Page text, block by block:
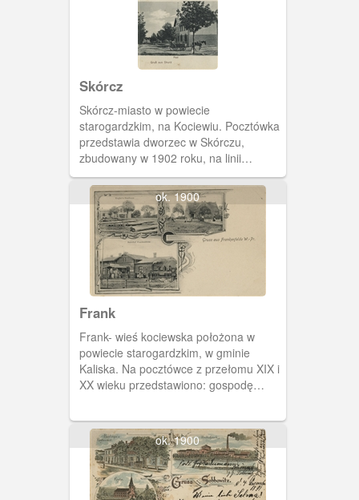
Skórcz
Skórcz-miasto w powiecie
starogardzkim, na Kociewiu. Pocztówka
przedstawia dworzec w Skórczu,
zbudowany w 1902 roku, na linii
Smętowo-Starogard Gdański. Poniżej,
budynek urzędu pocztowego.
ok. 1900
Frank
Frank- wieś kociewska położona w
powiecie starogardzkim, w gminie
Kaliska. Na pocztówce z przełomu XIX i
XX wieku przedstawiono: gospodę
lokomotywą.
ok. 1900